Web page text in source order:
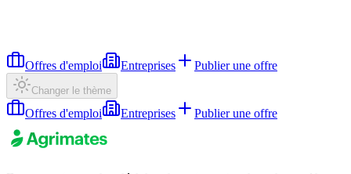
Offres d'emploi Entreprises Publier une offre
Changer le thème
Offres d'emploi Entreprises Publier une offre